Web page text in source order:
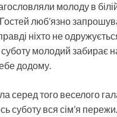
молоду в
Гостей люб’язно
ніхто не
молодий забирає
додому.
серед того веселого
суботу вся сім’я